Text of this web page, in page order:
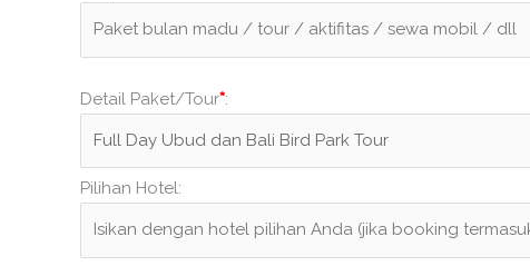
Detail Paket/Tour*:
Pilihan Hotel: